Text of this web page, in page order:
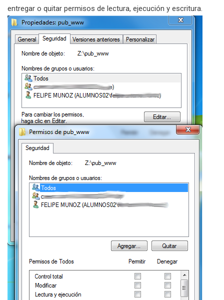
entregar o quitar permisos de lectura, ejecución y escritura.